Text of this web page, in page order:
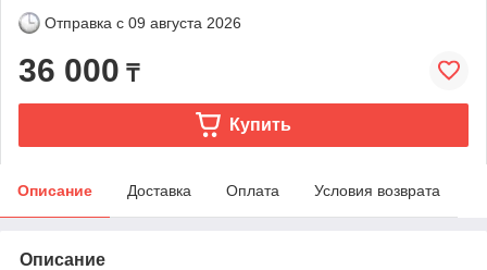
Отправка с 09 августа 2026
36 000 ₸
Купить
Описание Доставка Оплата Условия возврата
Описание